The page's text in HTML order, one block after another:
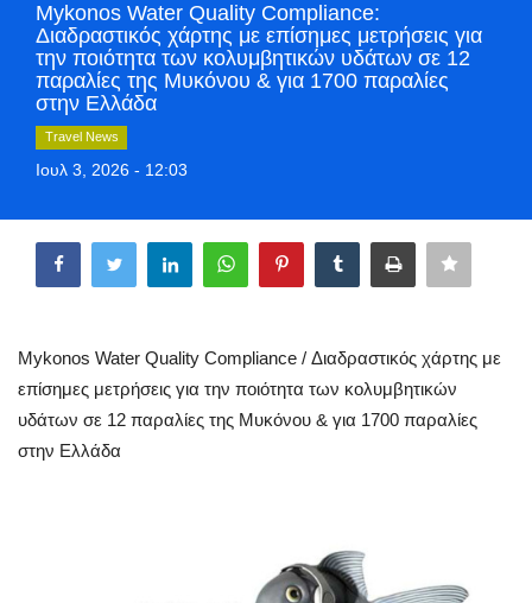
Greece
Style Adorés
Entertainment
Arts & Culture
Mykonos
Sport
Sustainability
Mykonos Water Quality Compliance:
Διαδραστικός χάρτης με επίσημες μετρήσεις για
την ποιότητα των κολυμβητικών υδάτων σε 12
παραλίες της Μυκόνου & για 1700 παραλίες
στην Ελλάδα
Travel News
Ιουλ 3, 2026 - 12:03
Mykonos Water Quality Compliance / Διαδραστικός χάρτης με
επίσημες μετρήσεις για την ποιότητα των κολυμβητικών
υδάτων σε 12 παραλίες της Μυκόνου & για 1700 παραλίες
στην Ελλάδα